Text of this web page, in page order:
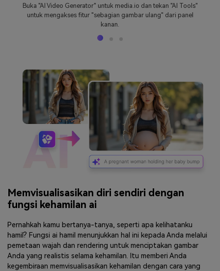
Buka "AI Video Generator" untuk media.io dan tekan "AI Tools"
untuk mengakses fitur "sebagian gambar ulang" dari panel
kanan.
Memvisualisasikan diri sendiri dengan
fungsi kehamilan ai
Pernahkah kamu bertanya-tanya, seperti apa kelihatanku
hamil? Fungsi ai hamil menunjukkan hal ini kepada Anda melalui
pemetaan wajah dan rendering untuk menciptakan gambar
Anda yang realistis selama kehamilan. Itu memberi Anda
kegembiraan memvisualisasikan kehamilan dengan cara yang